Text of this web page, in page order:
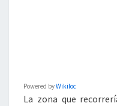
Powered byWikiloc
La zona que